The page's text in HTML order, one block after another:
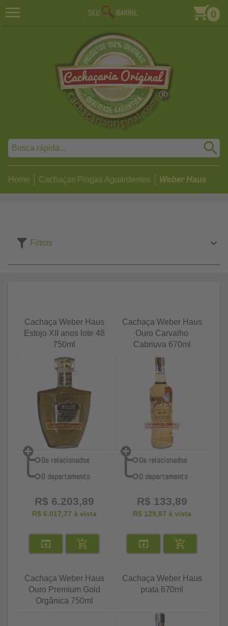
0
Home Cachaças Pingas Aguardentes Weber Haus
Filtros
Cachaça Weber Haus
Estojo XII anos lote 48
750ml
R$ 6.203,89
R$ 6.017,77 à vista
Cachaça Weber Haus
Ouro Carvalho
Cabriuva 670ml
R$ 133,89
R$ 129,87 à vista
Cachaça Weber Haus
Ouro Premium Gold
Orgânica 750ml
Cachaça Weber Haus
prata 670ml